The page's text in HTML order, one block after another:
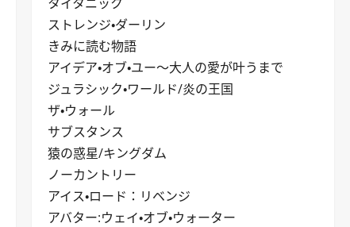
ストレンジ・ダーリン
きみに読む物語
アイデア・オブ・ユー～大人の愛が叶うまで
ジュラシック・ワールド/炎の王国
ザ・ウォール
サブスタンス
猿の惑星/キングダム
ノーカントリー
アイス・ロード：リベンジ
アバター:ウェイ・オブ・ウォーター